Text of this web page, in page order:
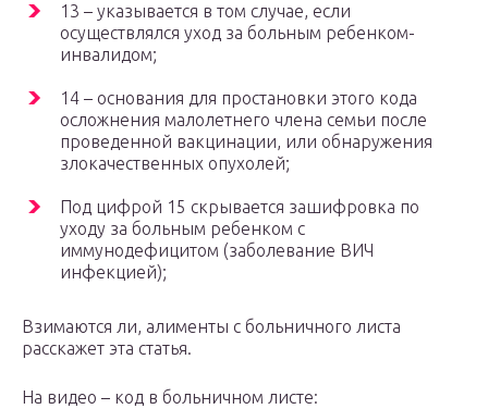
13 – указывается в том случае, если
осуществлялся уход за больным ребенком-
инвалидом;
14 – основания для простановки этого кода
осложнения малолетнего члена семьи после
проведенной вакцинации, или обнаружения
злокачественных опухолей;
Под цифрой 15 скрывается зашифровка по
уходу за больным ребенком с
иммунодефицитом (заболевание ВИЧ
инфекцией);
Взимаются ли, алименты с больничного листа
расскажет эта статья.
На видео – код в больничном листе: